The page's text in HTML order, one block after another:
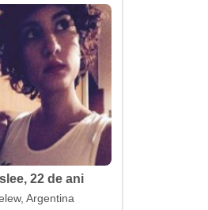
22 de ani
Argentina